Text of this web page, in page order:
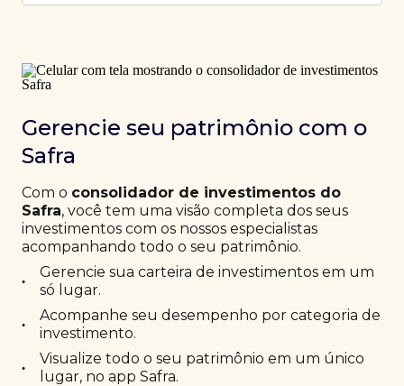
Gerencie seu patrimônio com o
Safra
Com o consolidador de investimentos do
Safra, você tem uma visão completa dos seus
investimentos com os nossos especialistas
acompanhando todo o seu patrimônio.
•
Gerencie sua carteira de investimentos em um
só lugar.
•
Acompanhe seu desempenho por categoria de
investimento.
•
Visualize todo o seu patrimônio em um único
lugar, no app Safra.